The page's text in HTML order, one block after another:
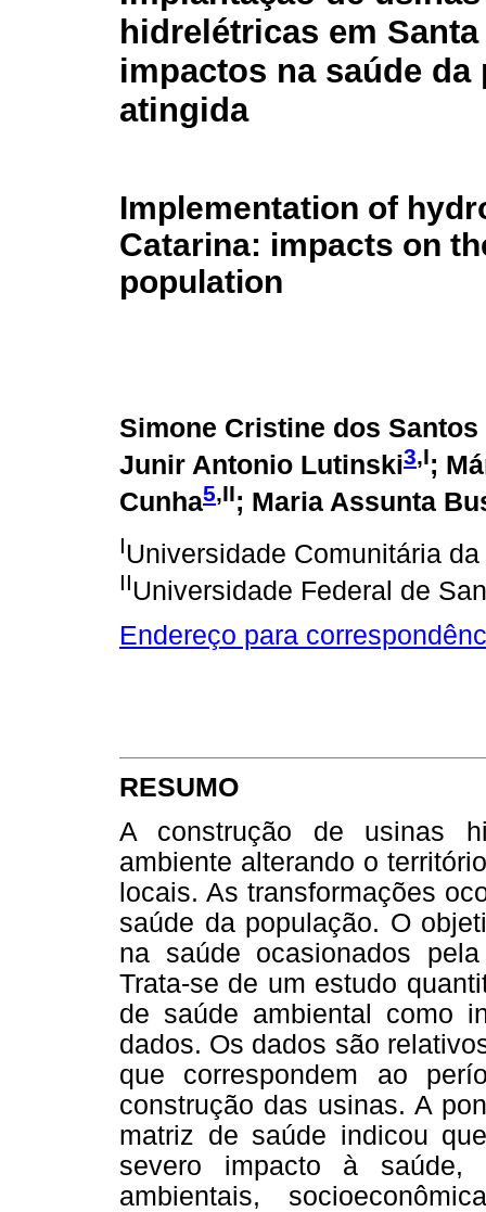
hidrelétricas em
impactos na saúde da
atingida
Implementation of
Catarina: impacts on
population
Simone Cristine dos Santos
Junir Antonio Lutinski3,I;
Cunha5,II; Maria Assunta
IUniversidade Comunitária
IIUniversidade Federal de
Endereço para
RESUMO
A construção de usinas
ambiente alterando o
locais. As transformações
saúde da população. O
na saúde ocasionados
Trata-se de um estudo
de saúde ambiental como
dados. Os dados são
que correspondem ao
construção das usinas. A
matriz de saúde indicou
severo impacto à saúde,
ambientais,